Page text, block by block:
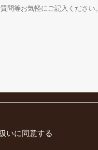
いに同意する